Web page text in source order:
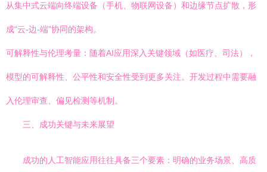
从集中式云端向终端设备（手机、物联网设备）和边缘节点扩散，形
成“云-边-端”协同的架构。
可解释性与伦理考量：随着AI应用深入关键领域（如医疗、司法），
模型的可解释性、公平性和安全性受到更多关注。开发过程中需要融
入伦理审查、偏见检测等机制。
三、成功关键与未来展望
成功的人工智能应用往往具备三个要素：明确的业务场景、高质